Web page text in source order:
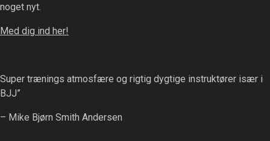
noget nyt.
Med dig ind her!
Super trænings atmosfære og rigtig dygtige instruktører især i
BJJ”
– Mike Bjørn Smith Andersen